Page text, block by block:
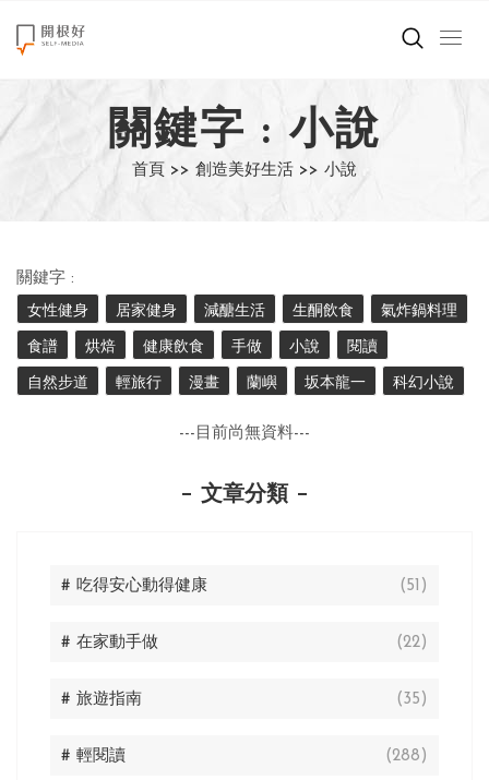
來點正能量
世界在想什麼
創造美好生活
職場商業經濟
影片專區
關鍵字 : 小說
首頁 >> 創造美好生活 >> 小說
關鍵字 :
女性健身
居家健身 減醣生活 生酮飲食 氣炸鍋料理
食譜 烘焙 健康飲食 手做 小說 閱讀
自然步道 輕旅行 漫畫 蘭嶼 坂本龍一 科幻小說
---目前尚無資料---
文章分類
# 吃得安心動得健康 (51)
# 在家動手做 (22)
# 旅遊指南 (35)
# 輕閱讀 (288)